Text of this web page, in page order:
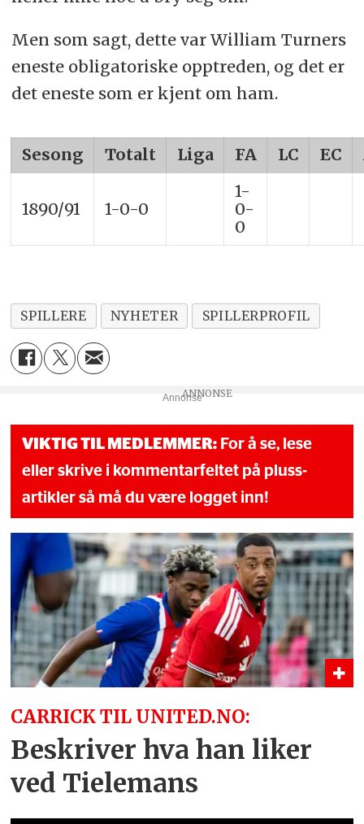
Men som sagt, dette var William Turners
eneste obligatoriske opptreden, og det er
det eneste som er kjent om ham.
Sesong Totalt Liga FA LC EC
1890/91 1-0-0
1-
0-
0
SPILLERE NYHETER SPILLERPROFIL
Annonse
VIKTIG TIL MEDLEMMER: For å se, lese
eller skrive i kommentarfeltet på pluss-
artikler så må du være logget inn!
CARRICK TIL UNITED.NO:
Beskriver hva han liker
ved Tielemans